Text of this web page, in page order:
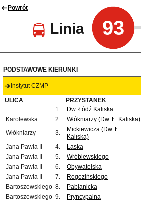
Powrót
Linia 93
PODSTAWOWE KIERUNKI
Instytut CZMP
ULICA PRZYSTANEK
1.
Dw. Łódź Kaliska
Karolewska
2. Włókniarzy (Dw. Ł. Kaliska)
Włókniarzy
3.
Mickiewicza (Dw. Ł.
Kaliska)
Jana Pawła II 4. Łaska
Jana Pawła II
5. Wróblewskiego
Jana Pawła II
6. Obywatelska
Jana Pawła II
7. Rogozińskiego
Bartoszewskiego 8.
Pabianicka
Bartoszewskiego 9. Pryncypalna